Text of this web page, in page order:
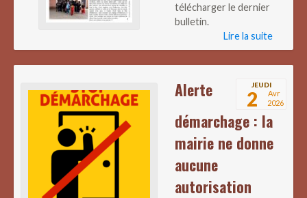
télécharger le dernier
bulletin.
Lire la suite
JEUDI
2
Avr
2026
Alerte
démarchage : la
mairie ne donne
aucune
autorisation